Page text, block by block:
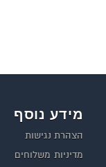
מידע נוסף
הצהרת נגישות
מדיניות משלוחים